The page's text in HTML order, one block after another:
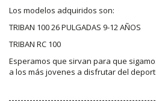
Los modelos adquiridos son:
TRIBAN 100 26 PULGADAS 9-12 AÑOS
TRIBAN RC 100
Esperamos que sirvan para que
a los más jovenes a disfrutar del